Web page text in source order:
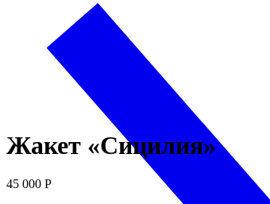
Жакет «Сицилия»
45 000 Р